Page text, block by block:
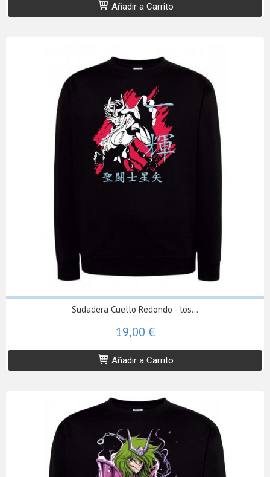
Añadir a Carrito
Sudadera Cuello Redondo - los...
19,00 €
Añadir a Carrito